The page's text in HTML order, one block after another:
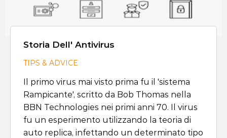
Storia Dell' Antivirus
TIPS & ADVICE
Il primo virus mai visto prima fu il 'sistema
Rampicante', scritto da Bob Thomas nella
BBN Technologies nei primi anni 70. Il virus
fu un esperimento utilizzando la teoria di
auto replica, infettando un determinato tipo